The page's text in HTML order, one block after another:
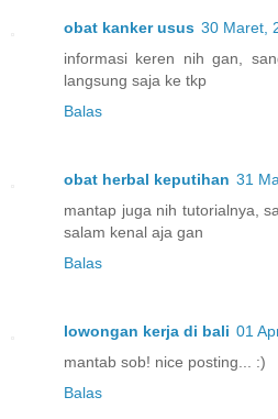
obat kanker usus 30 Maret,
informasi keren nih gan,
langsung saja ke tkp
Balas
obat herbal keputihan 31
mantap juga nih tutorialnya,
salam kenal aja gan
Balas
lowongan kerja di bali 01
mantab sob! nice posting... :)
Balas